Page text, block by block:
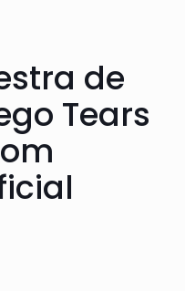
de
Tears